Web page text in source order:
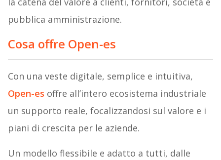
pubblica amministrazione.
Cosa offre Open-es
Con una veste digitale, semplice e intuitiva,
Open-es offre all’intero ecosistema industriale
un supporto reale, focalizzandosi sul valore e i
piani di crescita per le aziende.
Un modello flessibile e adatto a tutti, dalle